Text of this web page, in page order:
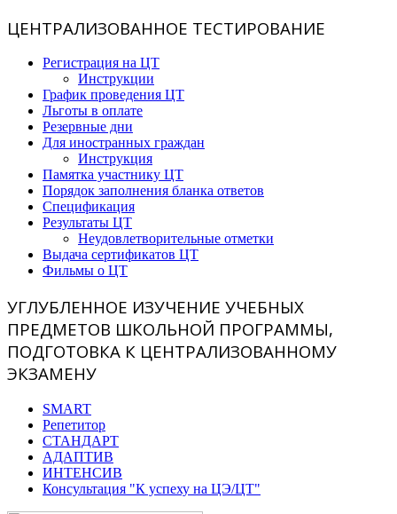
ЦЕНТРАЛИЗОВАННОЕ ТЕСТИРОВАНИЕ
Регистрация на ЦТ
Инструкции
График проведения ЦТ
Льготы в оплате
Резервные дни
Для иностранных граждан
Инструкция
Памятка участнику ЦТ
Порядок заполнения бланка ответов
Спецификация
Результаты ЦТ
Неудовлетворительные отметки
Выдача сертификатов ЦТ
Фильмы о ЦТ
УГЛУБЛЕННОЕ ИЗУЧЕНИЕ УЧЕБНЫХ
ПРЕДМЕТОВ ШКОЛЬНОЙ ПРОГРАММЫ,
ПОДГОТОВКА К ЦЕНТРАЛИЗОВАННОМУ
ЭКЗАМЕНУ
SMART
Репетитор
СТАНДАРТ
АДАПТИВ
ИНТЕНСИВ
Консультация "К успеху на ЦЭ/ЦТ"